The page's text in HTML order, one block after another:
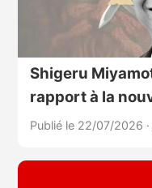
Shigeru
rapport à la
Publié le 22/07/2026 ·